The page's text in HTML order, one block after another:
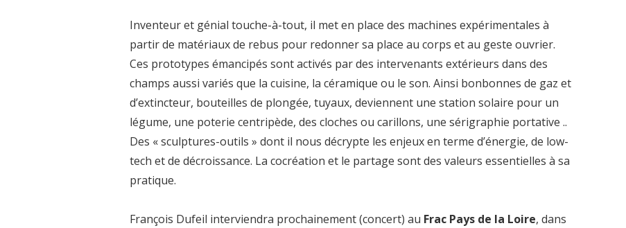
Inventeur et génial touche-à-tout, il met en place des machines expérimentales à
partir de matériaux de rebus pour redonner sa place au corps et au geste ouvrier.
Ces prototypes émancipés sont activés par des intervenants extérieurs dans des
champs aussi variés que la cuisine, la céramique ou le son. Ainsi bonbonnes de gaz et
d’extincteur, bouteilles de plongée, tuyaux, deviennent une station solaire pour un
légume, une poterie centripède, des cloches ou carillons, une sérigraphie portative ..
Des « sculptures-outils » dont il nous décrypte les enjeux en terme d’énergie, de low-
tech et de décroissance. La cocréation et le partage sont des valeurs essentielles à sa
pratique.
François Dufeil interviendra prochainement (concert) au Frac Pays de la Loire, dans